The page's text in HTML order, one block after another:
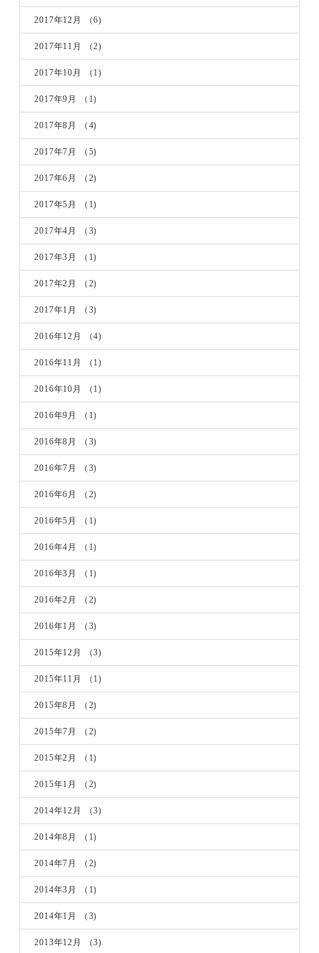
2017年12月 （6)
2017年11月 （2)
2017年10月 （1)
2017年9月 （1)
2017年8月 （4)
2017年7月 （5)
2017年6月 （2)
2017年5月 （1)
2017年4月 （3)
2017年3月 （1)
2017年2月 （2)
2017年1月 （3)
2016年12月 （4)
2016年11月 （1)
2016年10月 （1)
2016年9月 （1)
2016年8月 （3)
2016年7月 （3)
2016年6月 （2)
2016年5月 （1)
2016年4月 （1)
2016年3月 （1)
2016年2月 （2)
2016年1月 （3)
2015年12月 （3)
2015年11月 （1)
2015年8月 （2)
2015年7月 （2)
2015年2月 （1)
2015年1月 （2)
2014年12月 （3)
2014年8月 （1)
2014年7月 （2)
2014年3月 （1)
2014年1月 （3)
2013年12月 （3)